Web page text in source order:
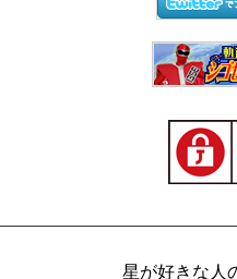
星が好きな人